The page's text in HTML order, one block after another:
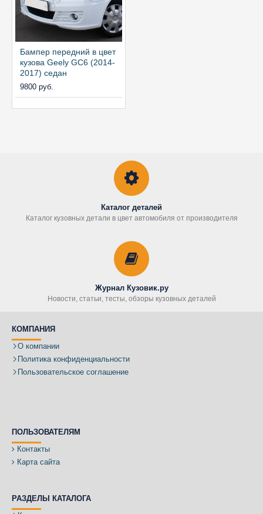
Бампер передний в цвет
кузова Geely GC6 (2014-
2017) седан
9800 руб.
Каталог деталей
Каталог кузовных детали в цвет автомобиля от производителя
Журнал Кузовик.ру
Новости, статьи, тесты, обзоры кузовных деталей
КОМПАНИЯ
О компании
Политика конфиденциальности
Пользовательское соглашение
ПОЛЬЗОВАТЕЛЯМ
Контакты
Карта сайта
РАЗДЕЛЫ КАТАЛОГА